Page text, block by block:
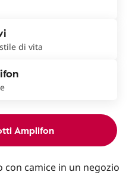
di vita
Amplifon